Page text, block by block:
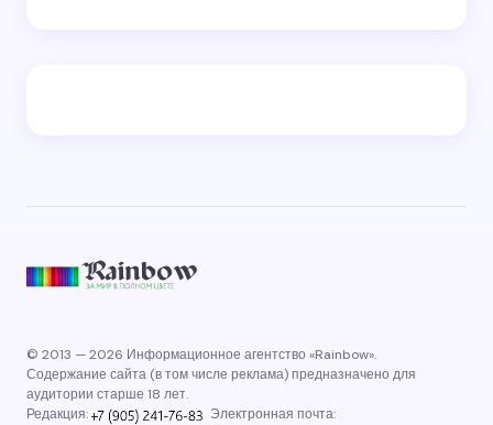
© 2013 — 2026 Информационное агентство «Rainbow».
Содержание сайта (в том числе реклама) предназначено для
аудитории старше 18 лет.
Редакция:
Электронная почта: